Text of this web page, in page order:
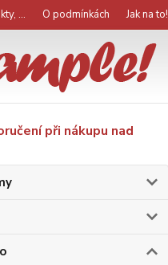
... O podmínkách Jak na to!
při nákupu nad